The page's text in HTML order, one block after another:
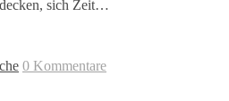
sich Zeit…
0 Kommentare